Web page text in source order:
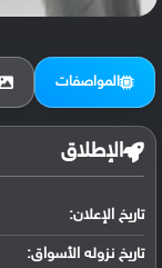
المواصفات
الإطلاق
تاريخ الإعلان:
تاريخ نزوله الأسواق: